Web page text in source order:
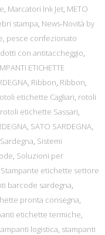
, Marcatori Ink Jet, METO
stampa, News-Novità by
, pesce confezionato
con antitaccheggio,
ETICHETTE
, Ribbon, Ribbon,
etichette Cagliari, rotoli
rotoli etichette Sassari,
, SATO SARDEGNA,
, Sistemi
, Soluzioni per
Stampante etichette settore
barcode sardegna,
pronta consegna,
etichette termiche,
logistica, stampanti